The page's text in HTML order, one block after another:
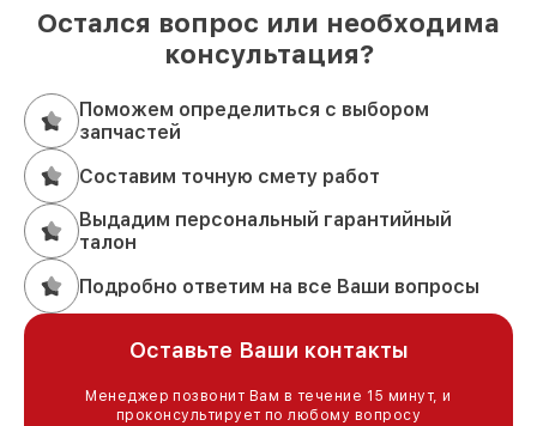
Остался вопрос или необходима
консультация?
Поможем определиться с выбором
запчастей
Составим точную смету работ
Выдадим персональный гарантийный
талон
Подробно ответим на все Ваши вопросы
Оставьте Ваши контакты
Менеджер позвонит Вам в течение 15 минут, и
проконсультирует по любому вопросу